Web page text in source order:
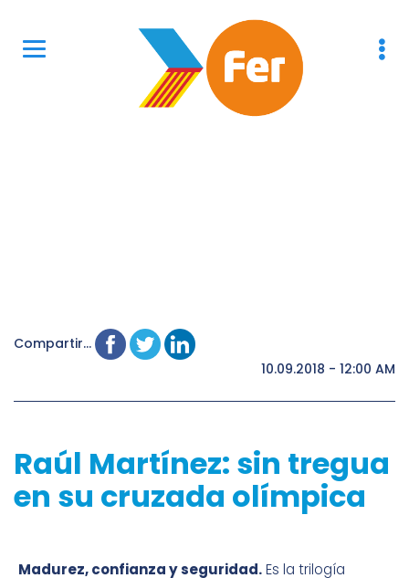
Compartir...
10.09.2018 - 12:00 AM
Raúl Martínez: sin tregua
en su cruzada olímpica
Madurez, confianza y seguridad.Es la trilogía